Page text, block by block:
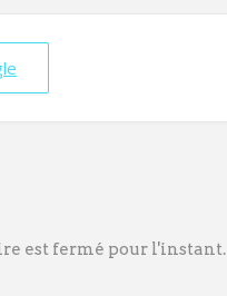
est fermé pour l'instant.